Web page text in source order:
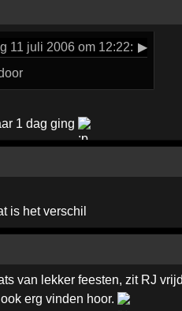
11 juli 2006 om 12:22: ▶
1 dag ging
is het verschil
van lekker feesten, zit RJ
erg vinden hoor.